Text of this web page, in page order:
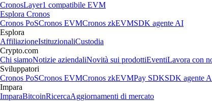
CronosLayer1 compatibile EVM
Esplora Cronos
Cronos PoSCronos EVMCronos zkEVMSDK agente AI
Esplora
AffiliazioneIstituzionaliCustodia
Crypto.com
Chi siamoNotizie aziendaliNovità sui prodottiEventiLavora con
Sviluppatori
Cronos PoSCronos EVMCronos zkEVMPay SDKSDK agente
Impara
ImparaBitcoinRicercaAggiornamenti di mercato